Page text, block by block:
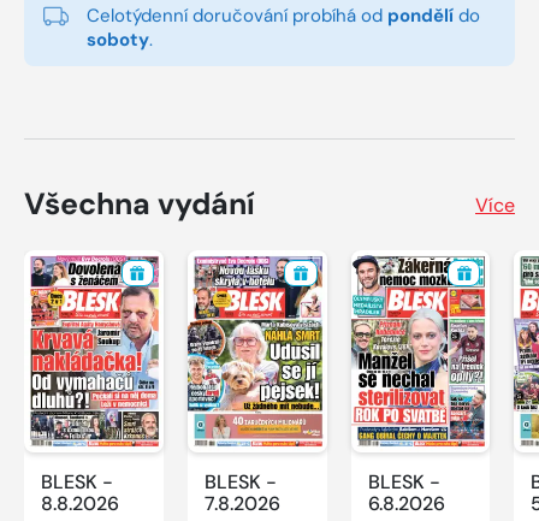
Celotýdenní doručování probíhá od pondělí do
soboty.
Všechna vydání Více
BLESK -
8.8.2026
BLESK -
7.8.2026
BLESK -
6.8.2026